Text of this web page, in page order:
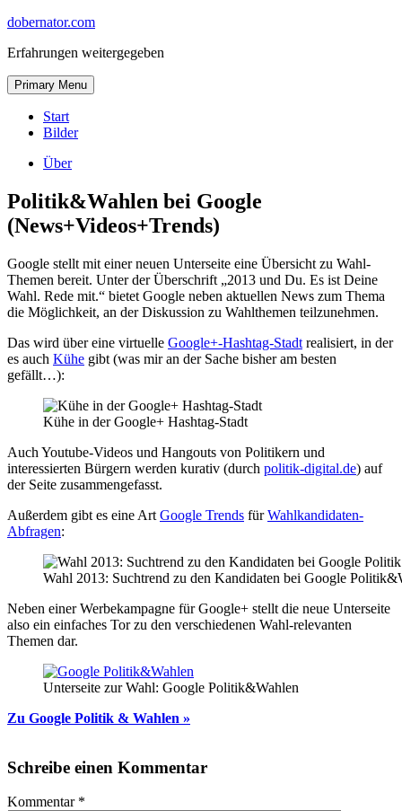
Skip
content
dobernator.com
Erfahrungen weitergegeben
Primary Menu Skip
to
Start
Bilder
Über
Politik&Wahlen bei Google
(News+Videos+Trends)
Google stellt mit einer neuen Unterseite eine Übersicht zu Wahl-
Themen bereit. Unter der Überschrift „2013 und Du. Es ist Deine
Wahl. Rede mit.“ bietet Google neben aktuellen News zum Thema
die Möglichkeit, an der Diskussion zu Wahlthemen teilzunehmen.
Das wird über eine virtuelle Google+-Hashtag-Stadt realisiert, in der
es auch Kühe gibt (was mir an der Sache bisher am besten
gefällt…):
Kühe in der Google+ Hashtag-Stadt
Auch Youtube-Videos und Hangouts von Politikern und
interessierten Bürgern werden kurativ (durch politik-digital.de) auf
der Seite zusammengefasst.
Außerdem gibt es eine Art Google Trends fürWahlkandidaten-
Abfragen:
Wahl 2013: Suchtrend zu den Kandidaten bei Google
Neben einer Werbekampagne für Google+ stellt die neue Unterseite
also ein einfaches Tor zu den verschiedenen Wahl-relevanten
Themen dar.
Unterseite zur Wahl: Google Politik&Wahlen
Zu Google Politik & Wahlen »
Schreibe einen Kommentar
Kommentar *